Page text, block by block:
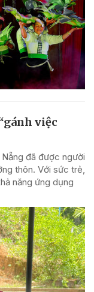
việc
đã được người
thôn. Với sức trẻ,
năng ứng dụng